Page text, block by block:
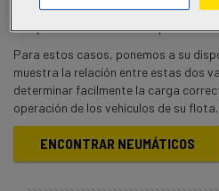
carga del neumático, siempre que se
de operación determinada por el
Para estos casos, ponemos a su
muestra la relación entre estas dos
determinar facilmente la carga
operación de los vehículos de su flota.
ENCONTRAR NEUMÁTICOS